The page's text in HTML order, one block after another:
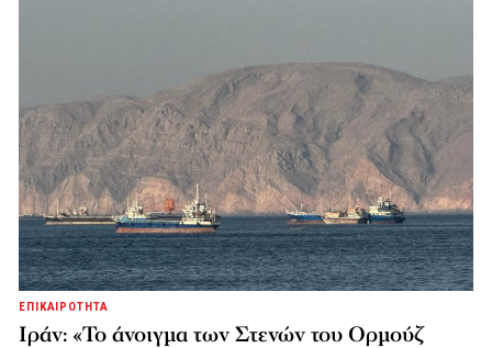
ΕΠΙΚΑΙΡΟΤΗΤΑ
Ιράν: «Το άνοιγμα των Στενών του Ορμούζ